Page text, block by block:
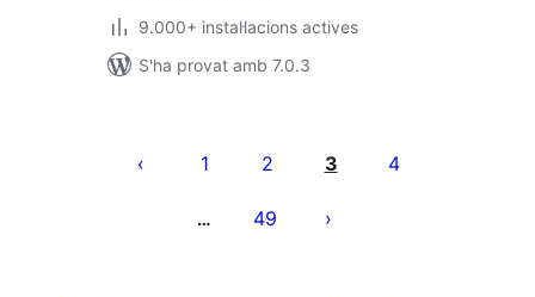
9.000+ instal·lacions actives
S'ha provat amb 7.0.3
entrades
1 2 3 4
… 49